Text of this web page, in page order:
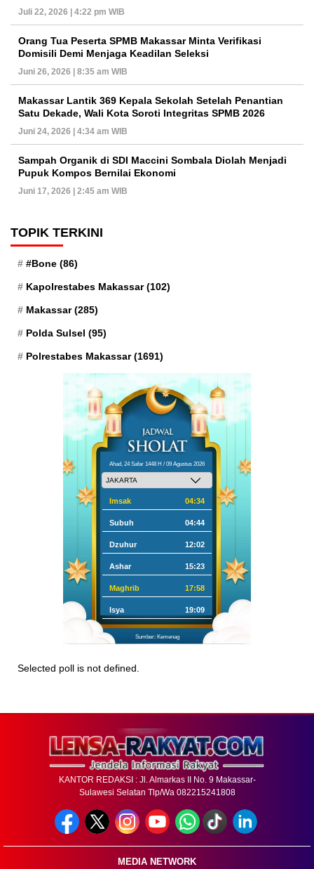
Juli 22, 2026 | 4:22 pm WIB
Orang Tua Peserta SPMB Makassar Minta Verifikasi
Domisili Demi Menjaga Keadilan Seleksi
Juni 26, 2026 | 8:35 am WIB
Makassar Lantik 369 Kepala Sekolah Setelah Penantian
Satu Dekade, Wali Kota Soroti Integritas SPMB 2026
Juni 24, 2026 | 4:34 am WIB
Sampah Organik di SDI Maccini Sombala Diolah Menjadi
Pupuk Kompos Bernilai Ekonomi
Juni 17, 2026 | 2:45 am WIB
TOPIK TERKINI
#Bone (86)
Kapolrestabes Makassar(102)
Makassar(285)
Polda Sulsel (95)
Polrestabes Makassar(1691)
Ahad, 24 Safar 1448 H / 09 Agustus 2026
Imsak 04:34
Subuh 04:44
Dzuhur 12:02
Ashar 15:23
Maghrib 17:58
Isya 19:09
Sumber: Kemenag
Selected poll is not defined.
KANTOR REDAKSI : Jl. Almarkas II No. 9 Makassar-
Sulawesi Selatan Tlp/Wa 082215241808
MEDIA NETWORK